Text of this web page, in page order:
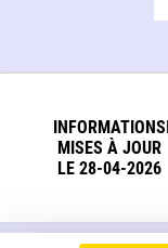
INFORMATIONS
MISES À JOUR
LE 28-04-2026